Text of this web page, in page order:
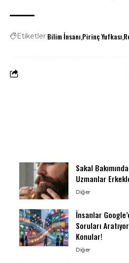
Etiketler Bilim İnsanı Pirinç Yufkası
Sakal
Uzmanlar
Diğer
İnsanlar
Soruları
Konular!
Diğer